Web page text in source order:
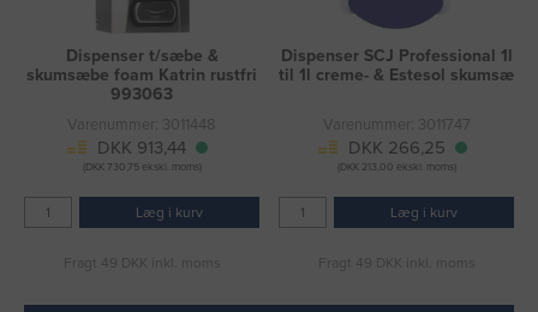
Dispenser t/sæbe &
skumsæbe foam Katrin rustfri
993063
Varenummer: 3011448
DKK 913,44
(DKK 730,75 ekskl. moms)
Læg i kurv
Fragt 49 DKK inkl. moms
Dispenser SCJ Professional 1l
til 1l creme- & Estesol skumsæ
Varenummer: 3011747
DKK 266,25
(DKK 213,00 ekskl. moms)
Læg i kurv
Fragt 49 DKK inkl. moms